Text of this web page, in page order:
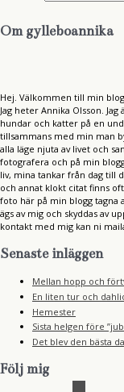
Om gylleboannika
Hej. Välkommen till min
Jag heter Annika Olsson.
hundar och katter på en
tillsammans med min man
alla läge njuta av livet och
fotografera och på min
liv, mina tankar från dag till
och annat klokt citat finns
foto här på min blogg tagna
ägs av mig och skyddas av
kontakt med mig kan ni
Senaste inläggen
Mellan hopp och
En liten tur och
Hemester
Sista helgen före
Det blev den bästa
Följ mig